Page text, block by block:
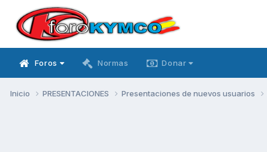
Foros Normas Donar
Inicio PRESENTACIONES Presentaciones de nuevos usuarios